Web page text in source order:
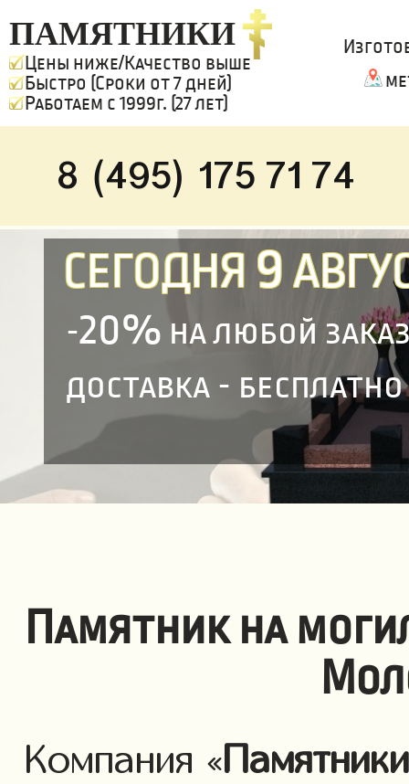
ПАМЯТНИКИ
Цены ниже/Качество выше
Быстро (Сроки от 7 дней)
Работаем с 1999г. (27 лет)
8 (495) 175 71 74
СЕГОДНЯ 9
-20% на любой
доставка - бесплатно
Памятник на
Компания «Памятники